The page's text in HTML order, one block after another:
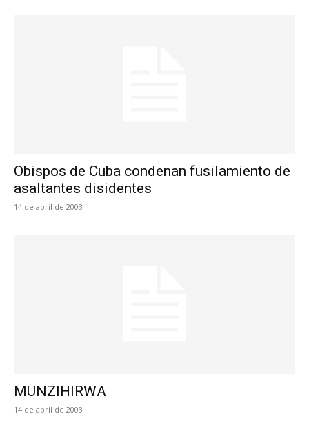
Obispos de Cuba condenan fusilamiento de
asaltantes disidentes
14 de abril de 2003
MUNZIHIRWA
14 de abril de 2003